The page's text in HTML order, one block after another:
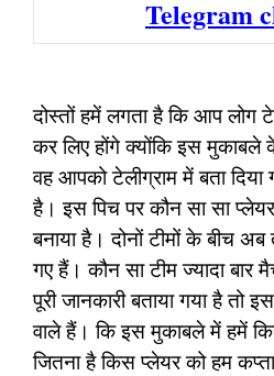
Telegram
दोस्तों हमें लगता है कि आप लोग
कर लिए होंगे क्योंकि इस मुकाबले
वह आपको टेलीग्राम में बता दिया
है। इस पिच पर कौन सा सा
बनाया है। दोनों टीमों के बीच
गए हैं। कौन सा टीम ज्यादा बार
पूरी जानकारी बताया गया है
वाले हैं। कि इस मुकाबले में हमें
जितना है किस प्लेयर को हम